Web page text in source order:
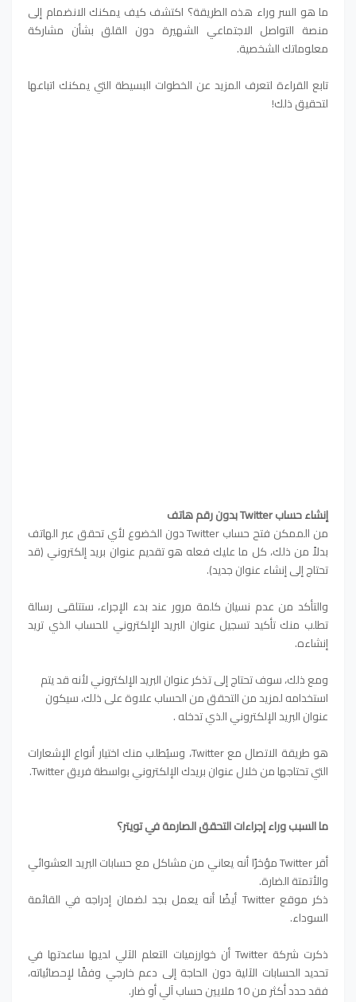
ما هو السر وراء هذه الطريقة؟ اكتشف كيف يمكنك الانضمام إلى
منصة التواصل الاجتماعي الشهيرة دون القلق بشأن مشاركة
معلوماتك الشخصية.
تابع القراءة لتعرف المزيد عن الخطوات البسيطة التي يمكنك اتباعها
لتحقيق ذلك!
إنشاء حساب Twitter بدون رقم هاتف
من الممكن فتح حساب Twitter دون الخضوع لأي تحقق عبر الهاتف
بدلاً من ذلك، كل ما عليك فعله هو تقديم عنوان بريد إلكتروني (قد
تحتاج إلى إنشاء عنوان جديد).
والتأكد من عدم نسيان كلمة مرور عند بدء الإجراء، ستتلقى رسالة
تطلب منك تأكيد تسجيل عنوان البريد الإلكتروني للحساب الذي تريد
إنشاءه.
ومع ذلك، سوف تحتاج إلى تذكر عنوان البريد الإلكتروني لأنه قد يتم
استخدامه لمزيد من التحقق من الحسابعلاوة على ذلك، سيكون
عنوان البريد الإلكتروني الذي تدخله .
هو طريقة الاتصال مع Twitter، وسيُطلب منك اختيار أنواع الإشعارات
التي تحتاجها من خلال عنوان بريدك الإلكتروني بواسطة فريق Twitter.
ما السبب وراء إجراءات التحقق الصارمة في تويتر؟
أقر Twitter مؤخرًا أنه يعاني من مشاكل مع حسابات البريد العشوائي
والأتمتة الضارة.
ذكر موقع Twitter أيضًا أنه يعمل بجد لضمان إدراجه في القائمة
السوداء.
ذكرت شركة Twitter أن خوارزميات التعلم الآلي لديها ساعدتها في
تحديد الحسابات الآلية دون الحاجة إلى دعم خارجي وفقًا لإحصائياته،
فقد حدد أكثر من 10 ملايين حساب آلي أو ضار.